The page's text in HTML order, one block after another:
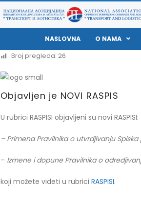
NASLOVNA O NAMA
Broj pregleda: 26
Objavljen je NOVI RASPIS
U rubrici RASPISI objavljeni su novi RASPISI:
– Primena Pravilnika o utvrdjivanju
– Izmene i dopune Pravilnika o
koji možete videti u rubrici RASPISI.